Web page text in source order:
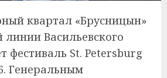
квартал «Брусницын»
Васильевского
фестиваль St. Petersburg
Генеральным